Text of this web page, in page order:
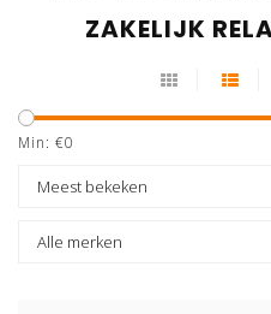
ZAKELIJK
Min: €0